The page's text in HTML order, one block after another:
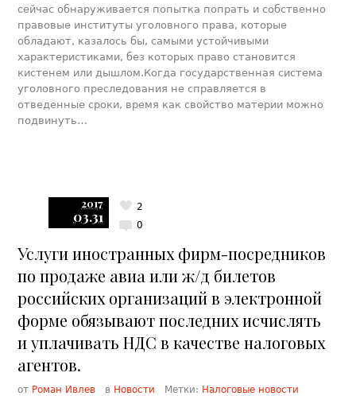
сейчас обнаруживается попытка попрать и собственно
правовые институты уголовного права, которые
обладают, казалось бы, самыми устойчивыми
характеристиками, без которых право становится
кистенем или дышлом.Когда государственная система
уголовного преследования не справляется в
отведенные сроки, время как свойство материи можно
подвинуть…
2017
03.31 0
2
Услуги иностранных фирм-посредников
по продаже авиа или ж/д билетов
российских организаций в электронной
форме обязывают последних исчислять
и уплачивать НДС в качестве налоговых
агентов.
от Роман Ивлев в Новости Метки: Налоговые новости